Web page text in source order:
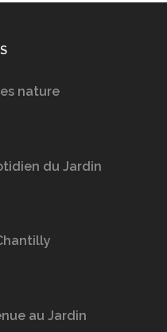
nature
du Jardin
au Jardin